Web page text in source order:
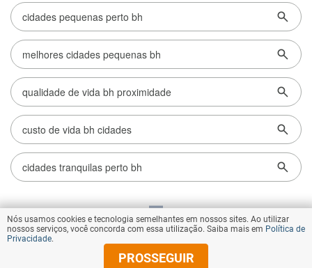
VOLTAR AO TOPO
© Copyright 2026 Diários Associados
Nós usamos cookies e tecnologia semelhantes em nossos sites. Ao utilizar
nossos serviços, você concorda com essa utilização. Saiba mais em Política de
Privacidade.
PROSSEGUIR